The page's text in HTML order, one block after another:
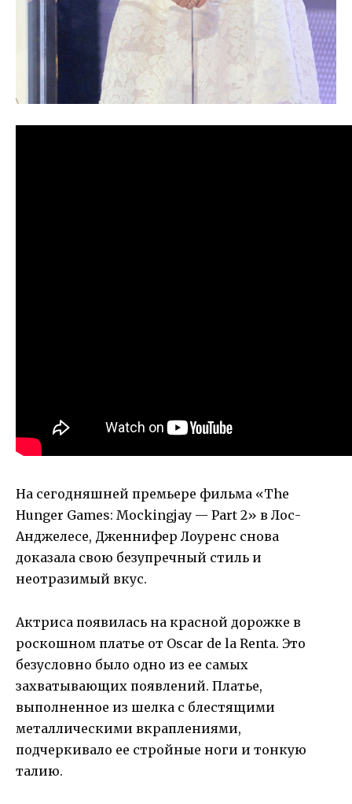
На сегодняшней премьере фильма «The
Hunger Games: Mockingjay — Part 2» в Лос-
Анджелесе, Дженнифер Лоуренс снова
доказала свою безупречный стиль и
неотразимый вкус.
Актриса появилась на красной дорожке в
роскошном платье от Oscar de la Renta. Это
безусловно было одно из ее самых
захватывающих появлений. Платье,
выполненное из шелка с блестящими
металлическими вкраплениями,
подчеркивало ее стройные ноги и тонкую
талию.